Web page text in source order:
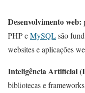
Desenvolvimento web:
PHP eMySQLsão
websites e aplicações
Inteligência Artificial
bibliotecas e